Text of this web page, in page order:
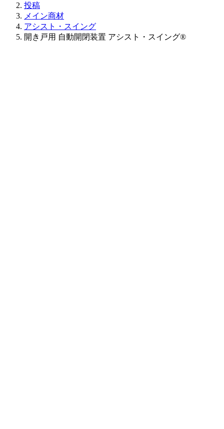
投稿
メイン商材
アシスト・スイング
開き戸用 自動開閉装置 アシスト・スイング®